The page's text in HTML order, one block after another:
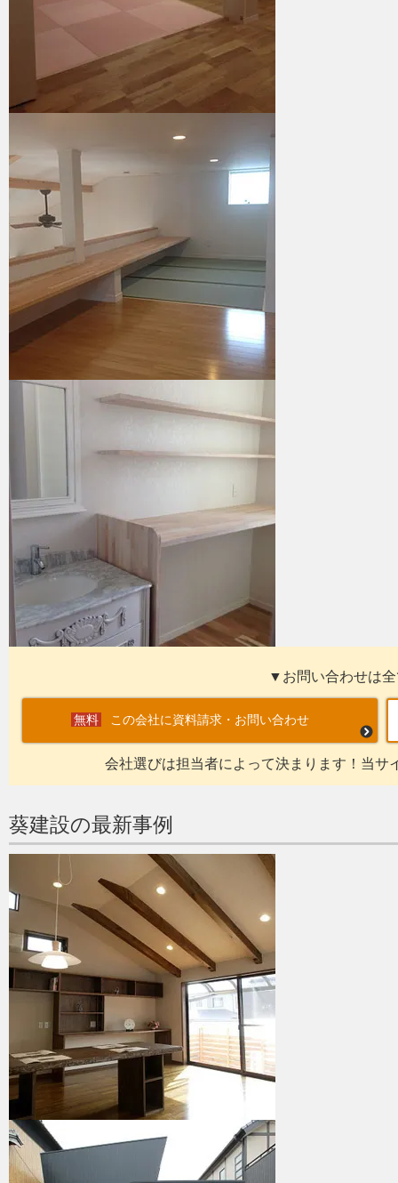
▼お問い合わせは
この会社に資料請求・お問い合わせ
会社選びは担当者によって決まります！当サ
葵建設の最新事例